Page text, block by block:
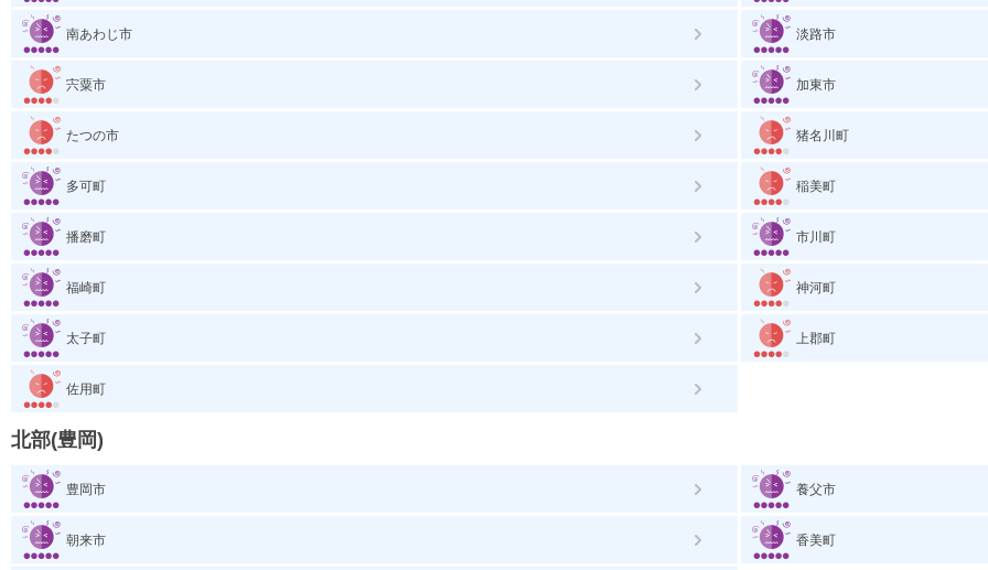
南あわじ市 淡路市
宍粟市 加東市
たつの市 猪名川町
多可町 稲美町
播磨町 市川町
福崎町 神河町
太子町 上郡町
佐用町
北部(豊岡)
豊岡市 養父市
朝来市 香美町